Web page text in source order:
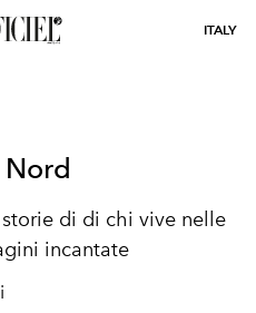
ITALY
Nord
di di chi vive nelle
incantate